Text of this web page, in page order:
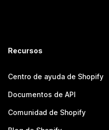
Recursos
Centro de ayuda de Shopify
Documentos de API
Comunidad de Shopify